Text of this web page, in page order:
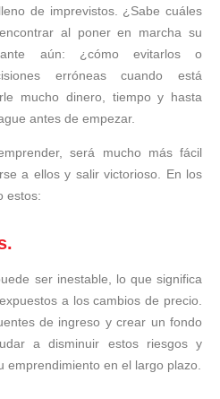
de imprevistos. ¿Sabe cuáles
al poner en marcha su
aún: ¿cómo evitarlos o
erróneas cuando está
mucho dinero, tiempo y hasta
antes de empezar.
será mucho más fácil
a ellos y salir victorioso. En los
estos:
ser inestable, lo que significa
a los cambios de precio.
de ingreso y crear un fondo
a disminuir estos riesgos y
emprendimiento en el largo plazo.